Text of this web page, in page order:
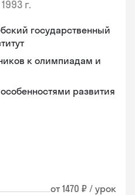
1993 г.
государственный
к олимпиадам и
развития
от 1470 ₽ / урок